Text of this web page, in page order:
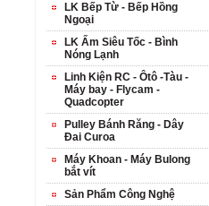
LK Bếp Từ - Bếp Hồng
Ngoại
LK Ấm Siêu Tốc - Bình
Nóng Lạnh
Linh Kiện RC - Ôtô -Tàu -
Máy bay - Flycam -
Quadcopter
Pulley Bánh Răng - Dây
Đai Curoa
Máy Khoan - Máy Bulong
bắt vít
Sản Phẩm Công Nghệ